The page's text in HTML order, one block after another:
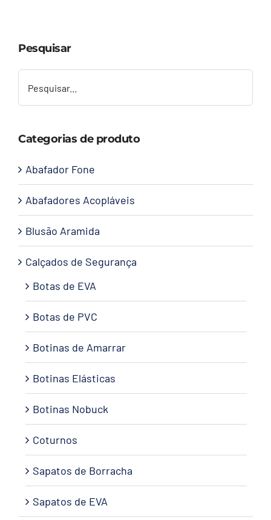
Contato
Pesquisar
Categorias de produto
Abafador Fone
Abafadores Acopláveis
Blusão Aramida
Calçados de Segurança
Botas de EVA
Botas de PVC
Botinas de Amarrar
Botinas Elásticas
Botinas Nobuck
Coturnos
Sapatos de Borracha
Sapatos de EVA